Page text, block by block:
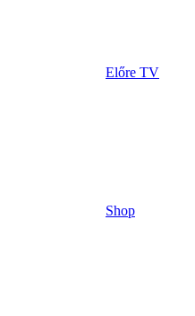
Előre TV
Shop